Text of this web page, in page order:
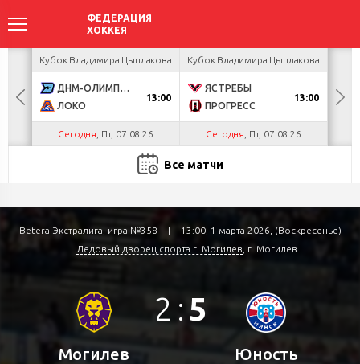
Кубок Владимира Цыплакова
ДНМ-ОЛИМПИК
ЛОКО
13:00
Сегодня , Пт, 07.08.26
Кубок Владимира Цыплакова
ЯСТРЕБЫ
ПРОГРЕСС
13:00
Сегодня , Пт, 07.08.26
Все матчи
Betera-Экстралига, игра №358 |
13:00, 1 марта 2026, (Воскресенье)
Ледовый дворец спорта г. Могилев , г. Могилев
Могилев
2 : 5
Юность